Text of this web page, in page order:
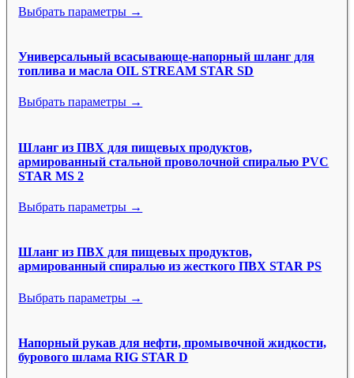
Выбрать параметры →
Универсальный всасывающе-напорный шланг для
топлива и масла OIL STREAM STAR SD
Выбрать параметры →
Шланг из ПВХ для пищевых продуктов,
армированный стальной проволочной спиралью PVC
STAR MS 2
Выбрать параметры →
Шланг из ПВХ для пищевых продуктов,
армированный спиралью из жесткого ПВХ STAR PS
Выбрать параметры →
Напорный рукав для нефти, промывочной жидкости,
бурового шлама RIG STAR D